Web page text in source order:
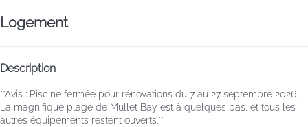
Logement
Description
**Avis : Piscine fermée pour rénovations du 7 au 27 septembre 2026.
La magnifique plage de Mullet Bay est à quelques pas, et tous les
autres équipements restent ouverts.**